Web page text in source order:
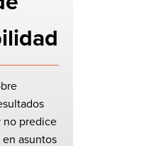
no predice
asuntos